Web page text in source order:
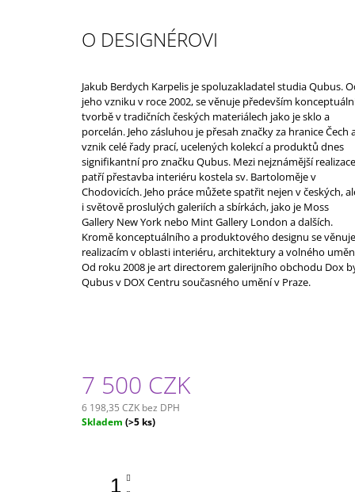
O DESIGNÉROVI
Jakub Berdych Karpelis je spoluzakladatel studia Qubus.
jeho vzniku v roce 2002, se věnuje především
tvorbě v tradičních českých materiálech jako je sklo a
porcelán. Jeho zásluhou je přesah značky za hranice Čech
vznik celé řady prací, ucelených kolekcí a produktů dnes
signifikantní pro značku Qubus. Mezi nejznámější realizace
patří přestavba interiéru kostela sv. Bartoloměje v
Chodovicích. Jeho práce můžete spatřit nejen v českých,
i světově proslulých galeriích a sbírkách, jako je Moss
Gallery New York nebo Mint Gallery London a dalších.
Kromě konceptuálního a produktového designu se věnuje
realizacím v oblasti interiéru, architektury a volného
Od roku 2008 je art directorem galerijního obchodu Dox
Qubus v DOX Centru současného umění v Praze.
7 500 CZK
6 198,35 CZK bez DPH
Měrná
Skladem (>5 ks)